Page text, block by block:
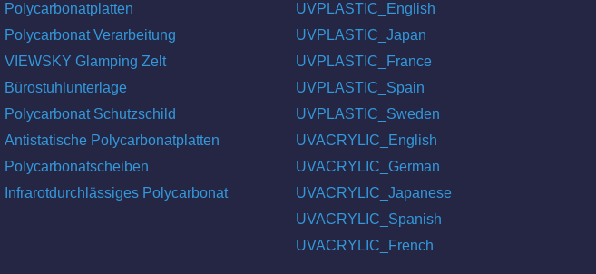
Polycarbonatplatten
Polycarbonat Verarbeitung
VIEWSKY Glamping Zelt
Bürostuhlunterlage
Polycarbonat Schutzschild
Antistatische Polycarbonatplatten
Polycarbonatscheiben
Infrarotdurchlässiges Polycarbonat
UVPLASTIC_English
UVPLASTIC_Japan
UVPLASTIC_France
UVPLASTIC_Spain
UVPLASTIC_Sweden
UVACRYLIC_English
UVACRYLIC_German
UVACRYLIC_Japanese
UVACRYLIC_Spanish
UVACRYLIC_French